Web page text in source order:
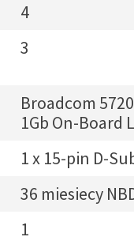
4
3
Broadcom
1Gb On-Board
1 x 15-pin D-
36 miesiecy
1